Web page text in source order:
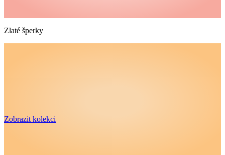
Zlaté šperky
Zobrazit kolekci